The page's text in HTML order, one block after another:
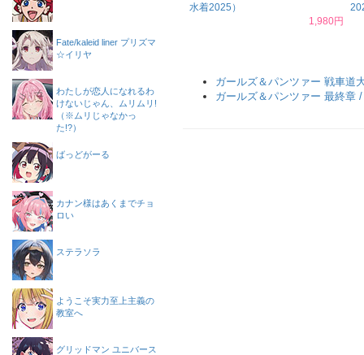
水着2025）
1,980円
ガールズ＆パンツァー 戦車道
ガールズ＆パンツァー 最終章
Fate/kaleid liner プリズマ
☆イリヤ
わたしが恋人になれるわ
けないじゃん、ムリムリ!
（※ムリじゃなかっ
た!?）
ばっどがーる
カナン様はあくまでチョ
ロい
ステラソラ
ようこそ実力至上主義の
教室へ
グリッドマン ユニバース